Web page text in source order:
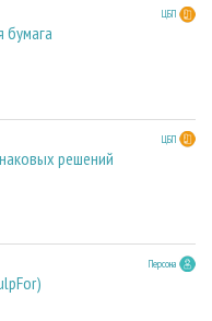
ЦБП
бумага
ЦБП
решений
Персона